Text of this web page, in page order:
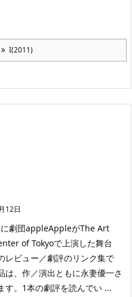
I(2011)
12日
劇団appleAppleがThe Art
of Tokyoで上演した舞台
レビュー／劇評のリンク集で
は、作／演出ともに永妻優一さ
す。1本の劇評を読んでい ...